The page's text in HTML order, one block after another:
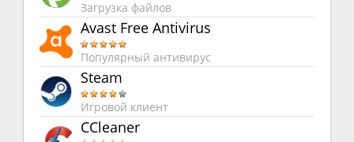
Загрузка файлов
Avast Free Antivirus
Популярный антивирус
Steam
Игровой клиент
CCleaner